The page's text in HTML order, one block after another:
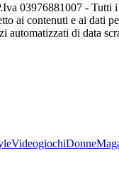
03976881007 - Tutti
ai contenuti e ai dati
automatizzati di data
VideogiochiDonne